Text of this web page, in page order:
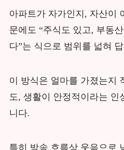
아파트가 자가인지, 자산이
문에도 “주식도 있고, 부동
다”는 식으로 범위를 넓혀
이 방식은 얼마를 가졌는지
도, 생활이 안정적이라는 인
니다.
특히 방송 흐름상 웃음으로